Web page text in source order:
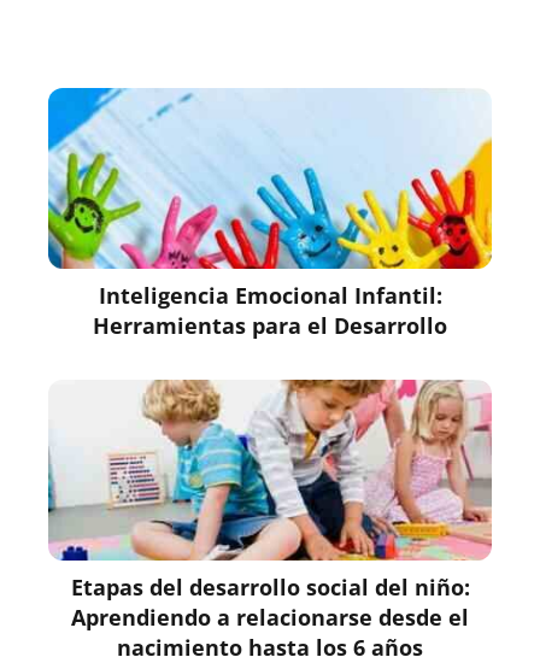
Inteligencia Emocional Infantil:
Herramientas para el Desarrollo
Etapas del desarrollo social del niño:
Aprendiendo a relacionarse desde el
nacimiento hasta los 6 años